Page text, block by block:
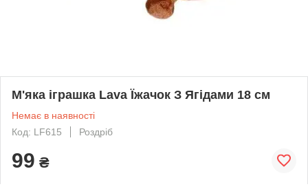
М'яка іграшка Lava Їжачок З Ягідами 18 см
Немає в наявності
Код: LF615
Роздріб
99 ₴